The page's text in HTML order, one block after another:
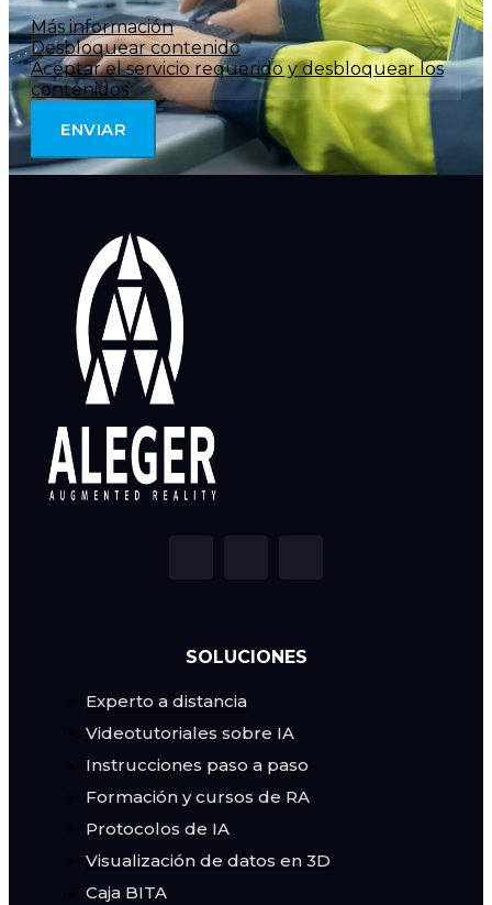
Más información
Desbloquear contenido
Aceptar el servicio requerido y desbloquear los
contenidos
ENVIAR
SOLUCIONES
Experto a distancia
Videotutoriales sobre IA
Instrucciones paso a paso
Formación y cursos de RA
Protocolos de IA
Visualización de datos en 3D
Caja BITA